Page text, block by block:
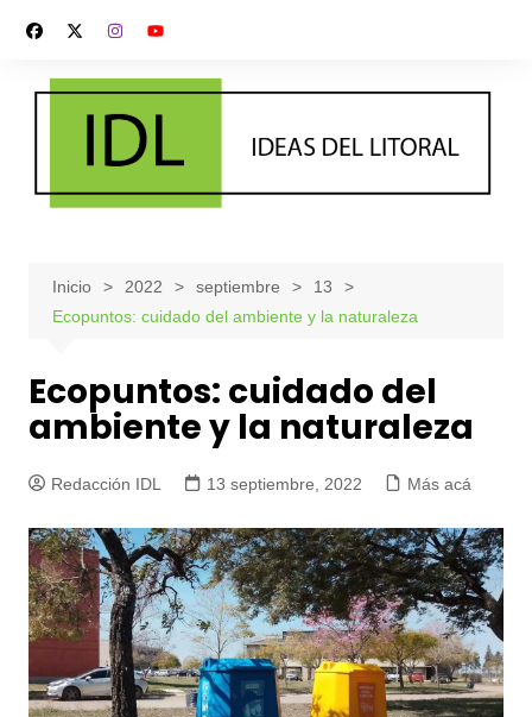
contenido
Inicio 2022 septiembre
13
Ecopuntos: cuidado del ambiente y la naturaleza
Ecopuntos: cuidado del
ambiente y la naturaleza
Redacción IDL 13 septiembre, 2022 Más acá